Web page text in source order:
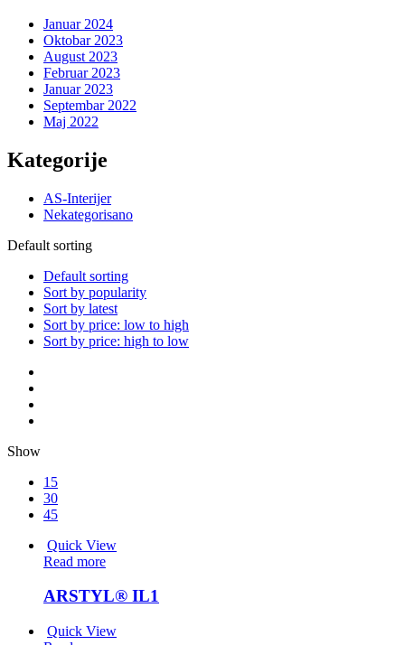
Januar 2024
Oktobar 2023
August 2023
Februar 2023
Januar 2023
Septembar 2022
Maj 2022
Kategorije
AS-Interijer
Nekategorisano
Default sorting
Default sorting
Sort by popularity
Sort by latest
Sort by price: low to high
Sort by price: high to low
Show
15
30
45
Quick View
Read more
ARSTYL® IL1
Quick View